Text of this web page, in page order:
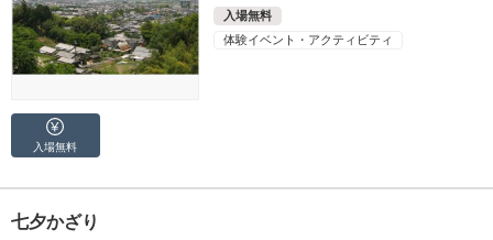
入場無料
体験イベント・アクティビティ
入場無料
七夕かざり